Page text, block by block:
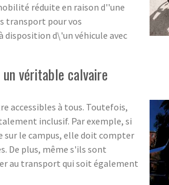
réduite en raison d''une
transport pour vos
disposition d\'un véhicule avec
véritable calvaire
accessibles à tous. Toutefois,
inclusif. Par exemple, si
le campus, elle doit compter
De plus, même s'ils sont
au transport qui soit également